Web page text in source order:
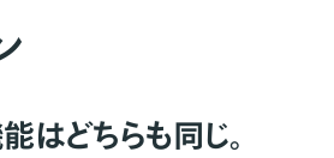
はどちらも同じ。